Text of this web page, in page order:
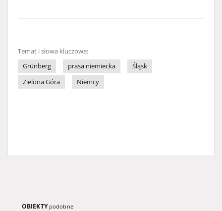
Temat i słowa kluczowe:
Grünberg
prasa niemiecka
Śląsk
Zielona Góra
Niemcy
OBIEKTY podobne